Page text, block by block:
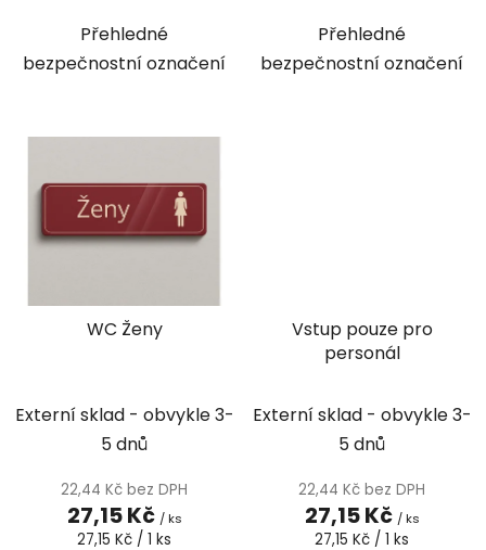
Přehledné
bezpečnostní označení
Přehledné
bezpečnostní označení
WC Ženy
Externí sklad - obvykle 3-
5 dnů
22,44 Kč bez DPH
27,15 Kč / ks
Měrná
27,15 Kč / 1 ks
Vstup pouze pro
personál
Externí sklad - obvykle 3-
5 dnů
22,44 Kč bez DPH
27,15 Kč / ks
Měrná
27,15 Kč / 1 ks